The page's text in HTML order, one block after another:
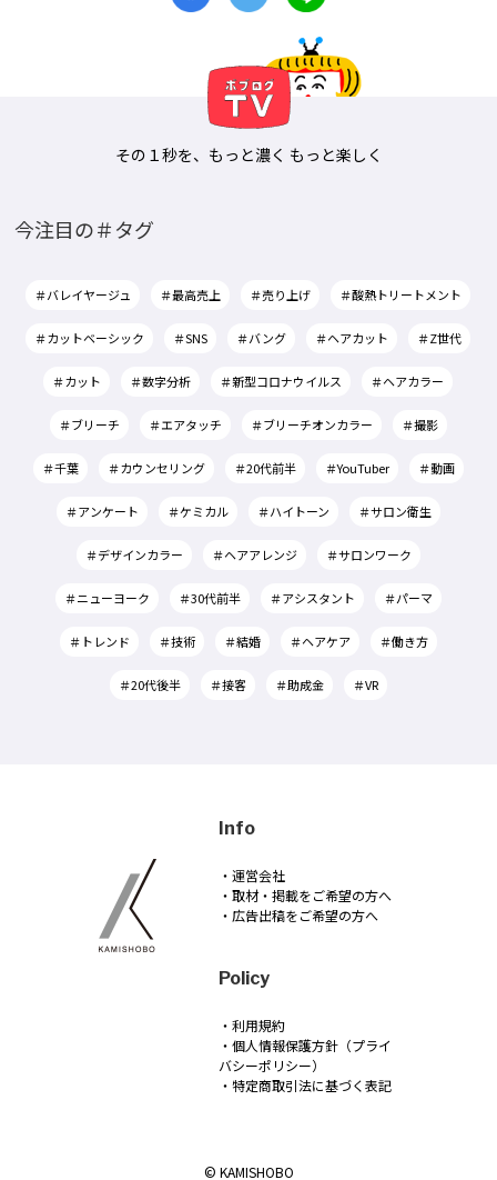
その１秒を、もっと濃く もっと楽しく
今注目の＃タグ
＃バレイヤージュ ＃最高売上 ＃売り上げ ＃酸熱トリートメント
＃カットベーシック ＃SNS ＃バング ＃ヘアカット ＃Z世代
＃カット ＃数字分析 ＃新型コロナウイルス ＃ヘアカラー
＃ブリーチ ＃エアタッチ ＃ブリーチオンカラー ＃撮影
＃千葉 ＃カウンセリング ＃20代前半 ＃YouTuber ＃動画
＃アンケート ＃ケミカル ＃ハイトーン ＃サロン衛生
＃デザインカラー ＃ヘアアレンジ ＃サロンワーク
＃ニューヨーク ＃30代前半 ＃アシスタント ＃パーマ
＃トレンド ＃技術 ＃結婚 ＃ヘアケア ＃働き方
＃20代後半 ＃接客 ＃助成金 ＃VR
Info
・運営会社
・取材・掲載をご希望の方へ
・広告出稿をご希望の方へ
Policy
・利用規約
・個人情報保護方針（プライ
バシーポリシー）
・特定商取引法に基づく表記
© KAMISHOBO